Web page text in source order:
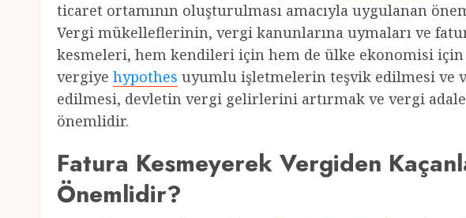
ticaret ortamının oluşturulması amacıyla uygulanan
Vergi mükelleflerinin, vergi kanunlarına uymaları ve
kesmeleri, hem kendileri için hem de ülke ekonomisi
vergiye hypothes uyumlu işletmelerin teşvik edilmesi ve
edilmesi, devletin vergi gelirlerini artırmak ve vergi
önemlidir.
Fatura Kesmeyerek Vergiden
Önemlidir?